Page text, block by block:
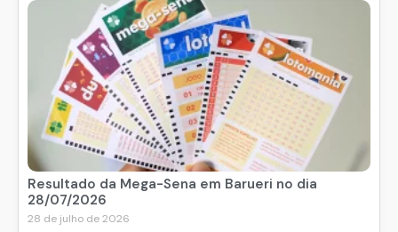
Resultado da Mega-Sena em Barueri no dia
28/07/2026
28 de julho de 2026